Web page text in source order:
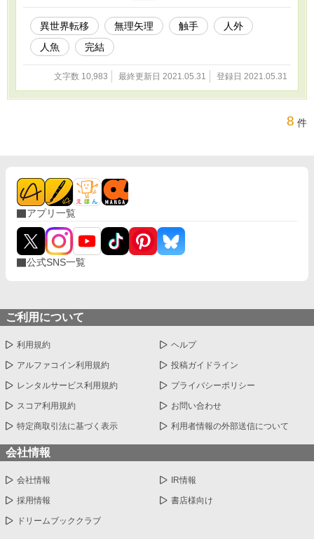
異世界転移 無理矢理 触手
人外
人魚
完結
文字数 10,983 最終更新日 2021.05.31 登録日 2021.05.31
8 件
アプリ一覧
公式SNS一覧
ご利用について
利用規約 ヘルプ
アルファコイン利用規約 投稿ガイドライン
レンタルサービス利用規約 プライバシーポリシー
スコア利用規約 お問い合わせ
特定商取引法に基づく表示 利用者情報の外部送信について
会社情報
会社情報 IR情報
採用情報 書店様向け
ドリームブッククラブ